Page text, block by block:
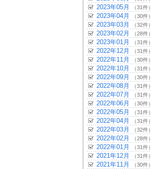
2023年05月 （31件）
2023年04月 （30件）
2023年03月 （32件）
2023年02月 （28件）
2023年01月 （31件）
2022年12月 （31件）
2022年11月 （30件）
2022年10月 （31件）
2022年09月 （30件）
2022年08月 （31件）
2022年07月 （31件）
2022年06月 （30件）
2022年05月 （31件）
2022年04月 （31件）
2022年03月 （32件）
2022年02月 （28件）
2022年01月 （31件）
2021年12月 （31件）
2021年11月 （30件）